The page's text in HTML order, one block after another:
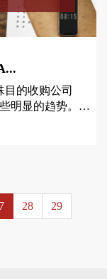
目的收购公司
明显的趋势。根
28 29